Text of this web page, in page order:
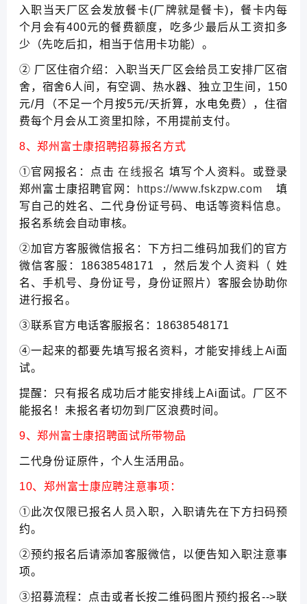
入职当天厂区会发放餐卡(厂牌就是餐卡)，餐卡内每
个月会有400元的餐费额度，吃多少最后从工资扣多
少（先吃后扣，相当于信用卡功能）。
② 厂区住宿介绍：入职当天厂区会给员工安排厂区宿
舍，宿舍6人间，有空调、热水器、独立卫生间，150
元/月（不足一个月按5元/天折算，水电免费），住宿
费每个月会从工资里扣除，不用提前支付。
8、郑州富士康招聘招募报名方式
①官网报名：点击在线报名 填写个人资料。或登录
郑州富士康招聘官网：
https://www.fskzpw.com 填
写自己的姓名、二代身份证号码、电话等资料信息。
报名系统会自动审核。
②加官方客服微信报名：下方扫二维码加我们的官方
微信客服：18638548171 ，然后发个人资料（ 姓
名、手机号、身份证号，身份证照片）客服会协助你
进行报名。
③联系官方电话客服报名：18638548171
④一起来的都要先填写报名资料，才能安排线上Ai面
试。
提醒：只有报名成功后才能安排线上Ai面试。厂区不
能报名！未报名者切勿到厂区浪费时间。
9、郑州富士康招聘面试所带物品
二代身份证原件，个人生活用品。
10、郑州富士康应聘注意事项：
①此次仅限已报名人员入职，入职请先在下方扫码预
约。
②预约报名后请添加客服微信，以便告知入职注意事
项。
③招募流程：点击或者长按二维码图片预约报名-->联